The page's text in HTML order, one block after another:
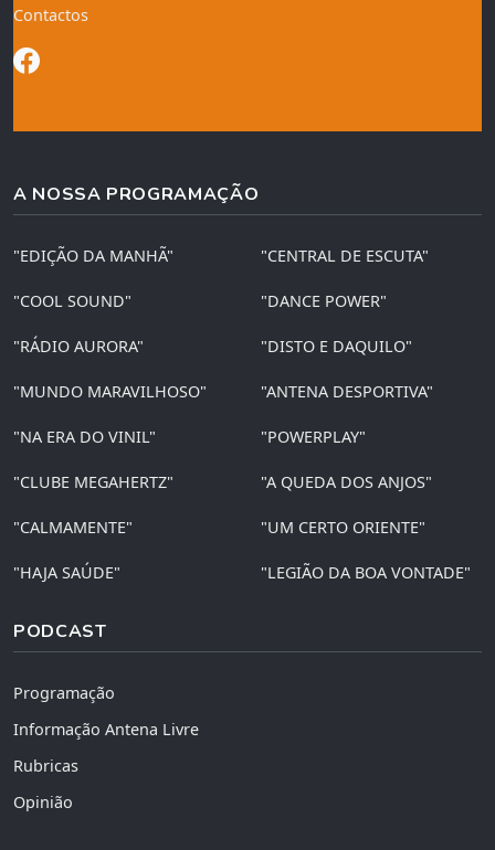
Contactos
A NOSSA PROGRAMAÇÃO
"EDIÇÃO DA MANHÃ" "CENTRAL DE ESCUTA"
"COOL SOUND" "DANCE POWER"
"RÁDIO AURORA" "DISTO E DAQUILO"
"MUNDO MARAVILHOSO" "ANTENA DESPORTIVA"
"NA ERA DO VINIL" "POWERPLAY"
"CLUBE MEGAHERTZ" "A QUEDA DOS ANJOS"
"CALMAMENTE" "UM CERTO ORIENTE"
"HAJA SAÚDE" "LEGIÃO DA BOA VONTADE"
PODCAST
Programação
Informação Antena Livre
Rubricas
Opinião